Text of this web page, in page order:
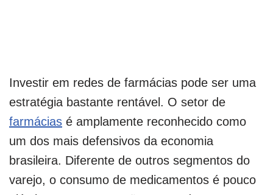
Investir em redes de farmácias pode ser uma
estratégia bastante rentável. O setor de
farmácias é amplamente reconhecido como
um dos mais defensivos da economia
brasileira. Diferente de outros segmentos do
varejo, o consumo de medicamentos é pouco